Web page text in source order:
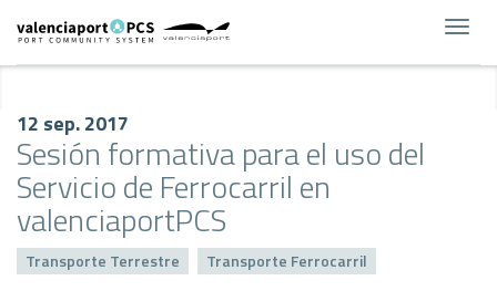
12 sep. 2017
Sesión formativa para el uso del
Servicio de Ferrocarril en
valenciaportPCS
Transporte Terrestre Transporte Ferrocarril